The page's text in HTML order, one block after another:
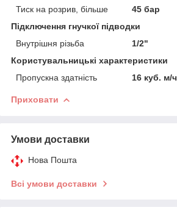
Тиск на розрив, більше
45 бар
Підключення гнучкої підводки
Внутрішня різьба
1/2"
Користувальницькі характеристики
Пропускна здатність
16 куб. м/
Приховати
Умови доставки
Нова Пошта
Всі умови доставки